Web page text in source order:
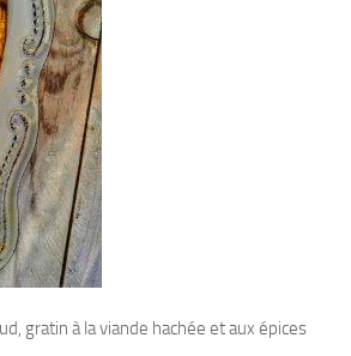
gratin à la viande hachée et aux épices